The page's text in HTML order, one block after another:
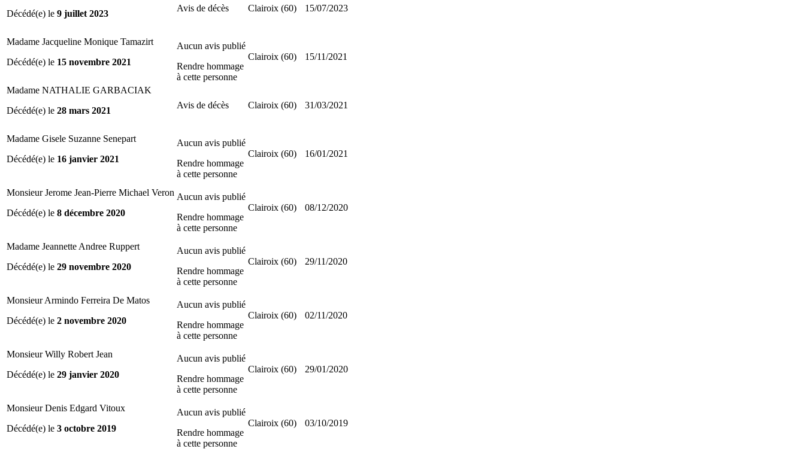
Décédé(e) le 9 juillet 2023
Avis de décès Clairoix (60) 15/07/2023
Madame Jacqueline Monique Tamazirt
Décédé(e) le 15 novembre 2021
Aucun avis publié
Rendre hommage
à cette personne
Clairoix (60) 15/11/2021
Madame NATHALIE GARBACIAK
Décédé(e) le 28 mars 2021
Avis de décès Clairoix (60) 31/03/2021
Madame Gisele Suzanne Senepart
Décédé(e) le 16 janvier 2021
Aucun avis publié
Rendre hommage
à cette personne
Clairoix (60) 16/01/2021
Monsieur Jerome Jean-Pierre Michael Veron
Décédé(e) le 8 décembre 2020
Aucun avis publié
Rendre hommage
à cette personne
Clairoix (60) 08/12/2020
Madame Jeannette Andree Ruppert
Décédé(e) le 29 novembre 2020
Aucun avis publié
Rendre hommage
à cette personne
Clairoix (60) 29/11/2020
Monsieur Armindo Ferreira De Matos
Décédé(e) le 2 novembre 2020
Aucun avis publié
Rendre hommage
à cette personne
Clairoix (60) 02/11/2020
Monsieur Willy Robert Jean
Décédé(e) le 29 janvier 2020
Aucun avis publié
Rendre hommage
à cette personne
Clairoix (60) 29/01/2020
Monsieur Denis Edgard Vitoux
Décédé(e) le 3 octobre 2019
Aucun avis publié
Rendre hommage
à cette personne
Clairoix (60) 03/10/2019